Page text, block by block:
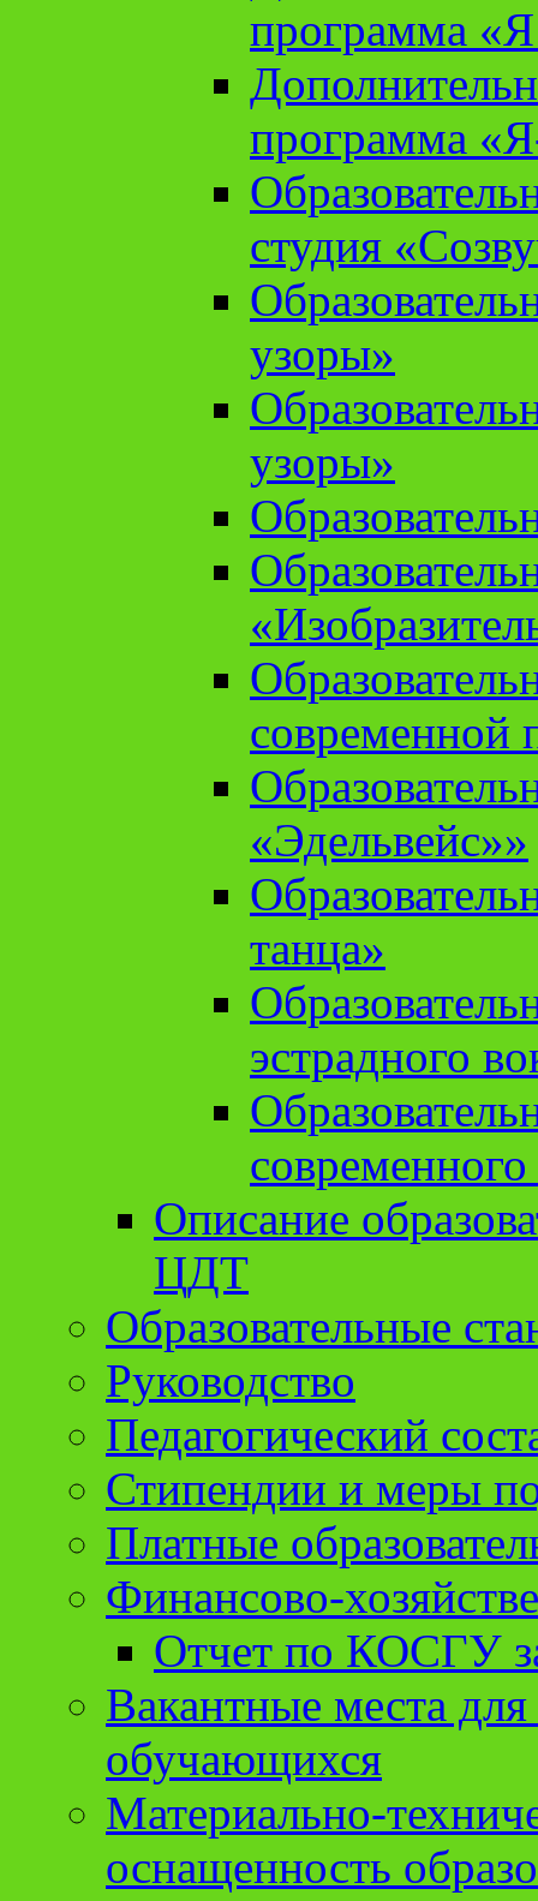
программа «Я
программа
студия
узоры»
узоры»
современной
«Эдельвейс»»
танца»
эстрадного
Описание
ЦДТ
Образовательные
Руководство
Педагогический
Стипендии и меры
Платные
Финансово-
Отчет по КОСГУ
Вакантные места
обучающихся
Материально-
оснащенность